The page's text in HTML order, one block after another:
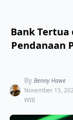
Bank Tertua
Pendanaan
By Benny Hawe
November 15,
WIB